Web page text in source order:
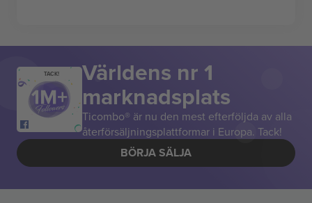
TACK! Världens nr 1
marknadsplats
Ticombo® är nu den mest efterföljda av alla
återförsäljningsplattformar i Europa. Tack!
BÖRJA SÄLJA